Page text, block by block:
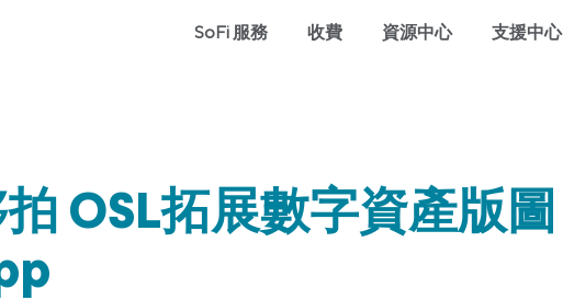
SoFi 服務 收費 資源中心 支援中心
OSL拓展數字資產版圖